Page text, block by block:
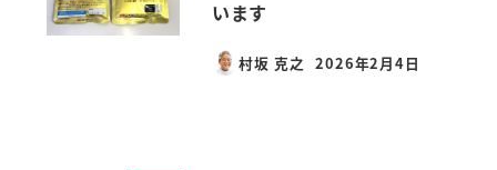
います
村坂 克之
投稿日
2026年2月4日